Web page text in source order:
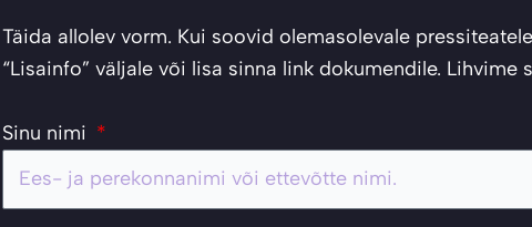
Täida allolev vorm. Kui soovid olemasolevale
“Lisainfo” väljale või lisa sinna link dokumendile. Lihvime
Sinu nimi